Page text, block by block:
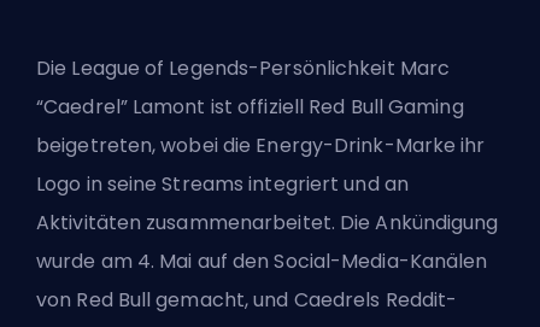
Die League of Legends-Persönlichkeit Marc
“Caedrel” Lamont ist offiziell Red Bull Gaming
beigetreten, wobei die Energy-Drink-Marke ihr
Logo in seine Streams integriert und an
Aktivitäten zusammenarbeitet. Die Ankündigung
wurde am 4. Mai auf den Social-Media-Kanälen
von Red Bull gemacht, und Caedrels Reddit-